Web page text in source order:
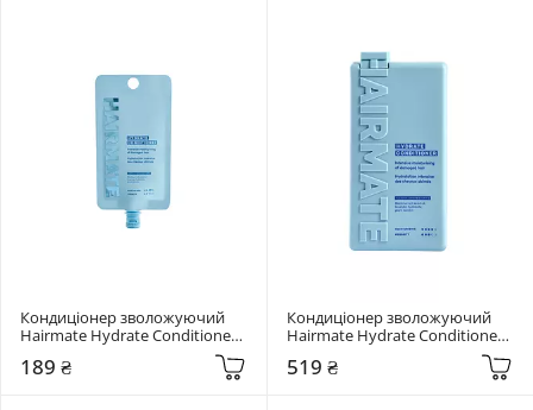
Кондиціонер зволожуючий
Hairmate Hydrate Conditioner
189 ₴
Кондиціонер зволожуючий
Hairmate Hydrate Conditioner
519 ₴